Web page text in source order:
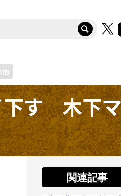
他
下す 木下マ
関連記事